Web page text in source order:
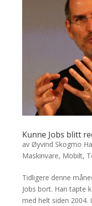
Kunne Jobs blitt
av Øyvind Skogmo
Maskinvare, Mobilt,
Tidligere denne
Jobs bort. Han tapte
med helt siden